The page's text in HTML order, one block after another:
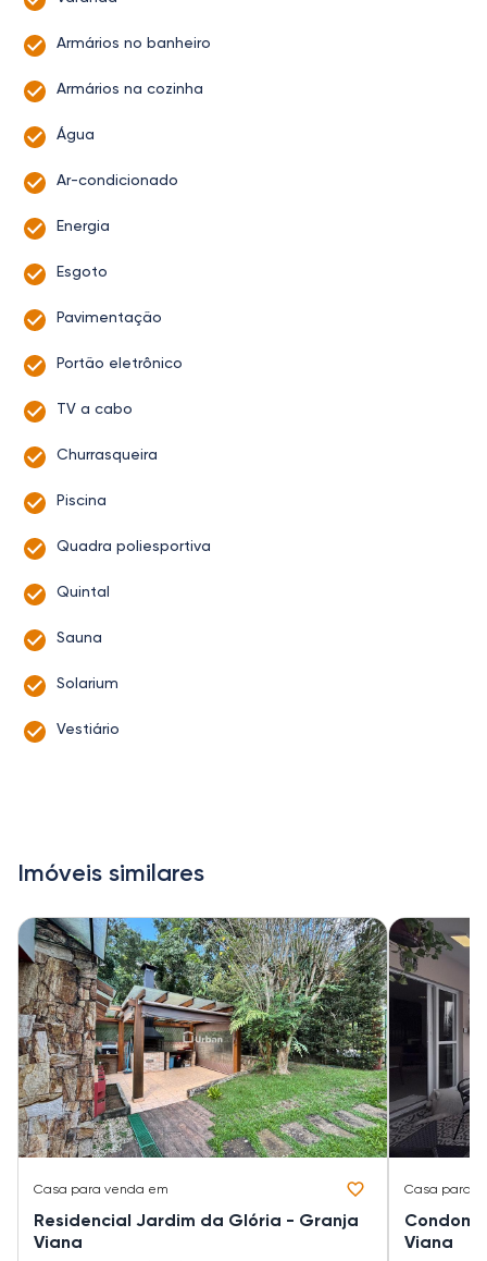
Armários no banheiro
Armários na cozinha
Água
Ar-condicionado
Energia
Esgoto
Pavimentação
Portão eletrônico
TV a cabo
Churrasqueira
Piscina
Quadra poliesportiva
Quintal
Sauna
Solarium
Vestiário
Imóveis similares
Casa para venda em
Residencial Jardim da Glória - Granja
Viana
Casa para
Viana